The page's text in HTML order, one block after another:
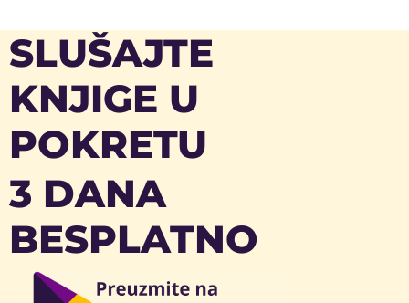
SLUŠAJTE
KNJIGE U
POKRETU
3 DANA
BESPLATNO